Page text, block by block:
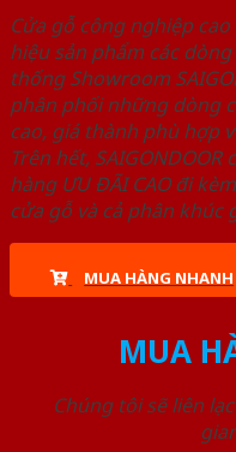
Cửa gỗ công nghiệp cao
hiệu sản phẩm các
thống Showroom
phân phối những dòng
cao, giá thành phù hợp
Trên hết,
hàng ƯU ĐÃI CAO đi
cửa gỗ và cả phân khúc
MUA HÀNG NHANH
MUA
Chúng tôi sẽ liên